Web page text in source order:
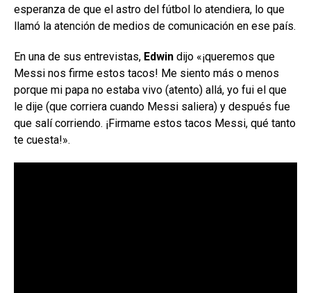
esperanza de que el astro del fútbol lo atendiera, lo que
llamó la atención de medios de comunicación en ese país.
En una de sus entrevistas, Edwin dijo «¡queremos que
Messi nos firme estos tacos! Me siento más o menos
porque mi papa no estaba vivo (atento) allá, yo fui el que
le dije (que corriera cuando Messi saliera) y después fue
que salí corriendo. ¡Firmame estos tacos Messi, qué tanto
te cuesta!».